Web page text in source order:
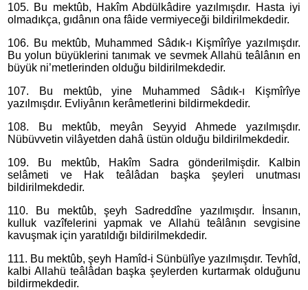
105. Bu mektûb, Hakîm Abdülkâdire yazılmışdır. Hasta iyi
olmadıkça, gıdânın ona fâide vermiyeceği bildirilmekdedir.
106. Bu mektûb, Muhammed Sâdık-ı Kişmîrîye yazılmışdır.
Bu yolun büyüklerini tanımak ve sevmek Allahü teâlânın en
büyük ni’metlerinden olduğu bildirilmekdedir.
107. Bu mektûb, yine Muhammed Sâdık-ı Kişmîrîye
yazılmışdır. Evliyânın kerâmetlerini bildirmekdedir.
108. Bu mektûb, meyân Seyyid Ahmede yazılmışdır.
Nübüvvetin vilâyetden dahâ üstün olduğu bildirilmekdedir.
109. Bu mektûb, Hakîm Sadra gönderilmişdir. Kalbin
selâmeti ve Hak teâlâdan başka şeyleri unutması
bildirilmekdedir.
110. Bu mektûb, şeyh Sadreddîne yazılmışdır. İnsanın,
kulluk vazîfelerini yapmak ve Allahü teâlânın sevgisine
kavuşmak için yaratıldığı bildirilmekdedir.
111. Bu mektûb, şeyh Hamîd-i Sünbülîye yazılmışdır. Tevhîd,
kalbi Allahü teâlâdan başka şeylerden kurtarmak olduğunu
bildirmekdedir.